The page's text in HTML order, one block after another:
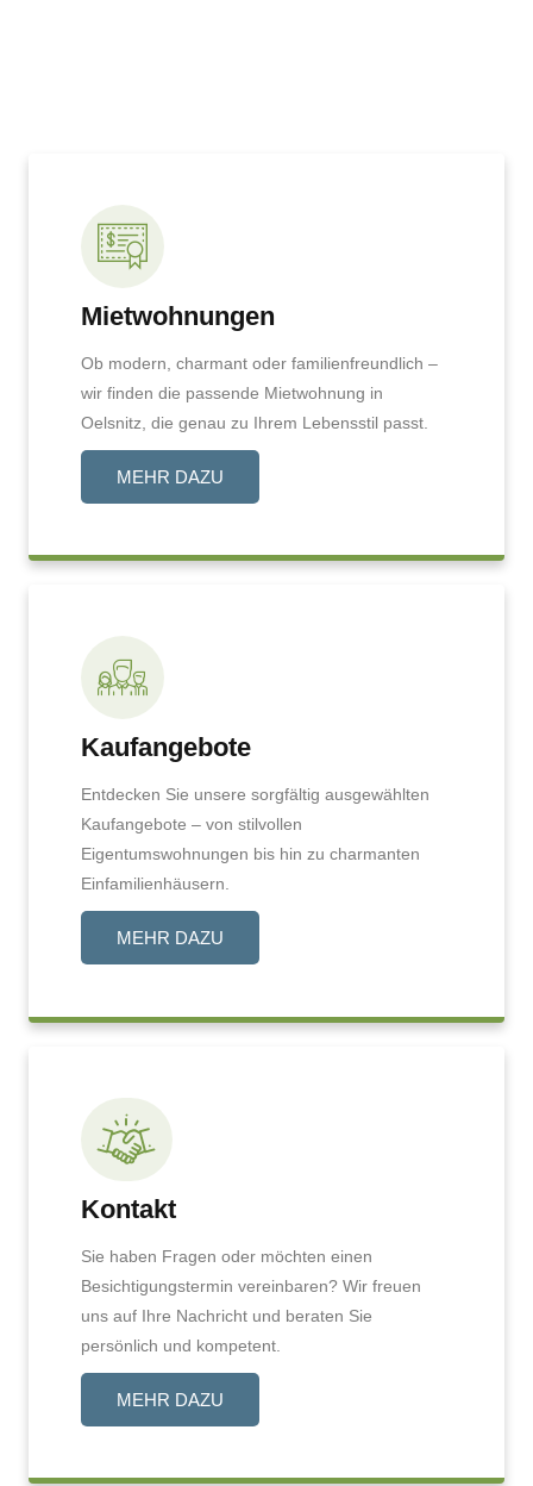
Mietwohnungen
Ob modern, charmant oder familienfreundlich –
wir finden die passende Mietwohnung in
Oelsnitz, die genau zu Ihrem Lebensstil passt.
MEHR DAZU
Kaufangebote
Entdecken Sie unsere sorgfältig ausgewählten
Kaufangebote – von stilvollen
Eigentumswohnungen bis hin zu charmanten
Einfamilienhäusern.
MEHR DAZU
Kontakt
Sie haben Fragen oder möchten einen
Besichtigungstermin vereinbaren? Wir freuen
uns auf Ihre Nachricht und beraten Sie
persönlich und kompetent.
MEHR DAZU